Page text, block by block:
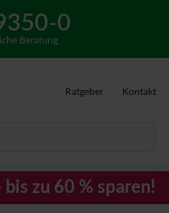
0
Beratung
Ratgeber Kontakt
zu 60 % sparen!